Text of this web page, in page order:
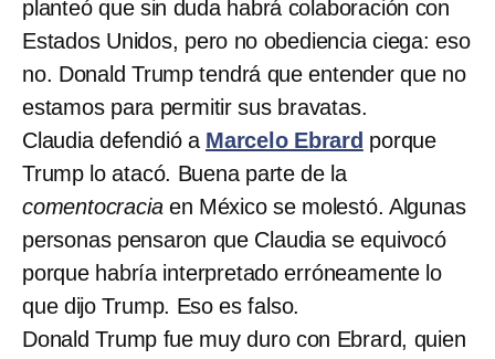
planteó que sin duda habrá colaboración con
Estados Unidos, pero no obediencia ciega: eso
no. Donald Trump tendrá que entender que no
estamos para permitir sus bravatas.
Claudia defendió a Marcelo Ebrard porque
Trump lo atacó. Buena parte de la
comentocraciaen México se molestó. Algunas
personas pensaron que Claudia se equivocó
porque habría interpretado erróneamente lo
que dijo Trump. Eso es falso.
Donald Trump fue muy duro con Ebrard, quien